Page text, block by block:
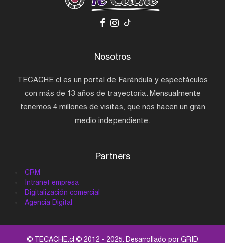
Nosotros
TECACHE.cl es un portal de Farándula y espectáculos
con más de 13 años de trayectoria. Mensualmente
tenemos 4 millones de visitas, que nos hacen un gran
medio independiente.
Partners
CRM
Intranet empresa
Digitalización comercial
Agencia Digital
© TECACHE.cl © 2012 - 2025. Desarrollado porGRID